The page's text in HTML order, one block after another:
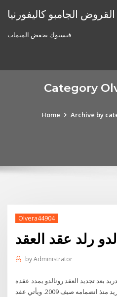
الجامبو كاليفورنيا
فيسبوك يخفض الميمات
Category
Home Archive by
Olvera44904
رلد عقد العقد
byAdministrator
بعد تجديد العقد رونالدو يمدد عقده
للمرة الثانية مع ريال مدريد منذ انضمامه صيف 2009. ويأتي عقد